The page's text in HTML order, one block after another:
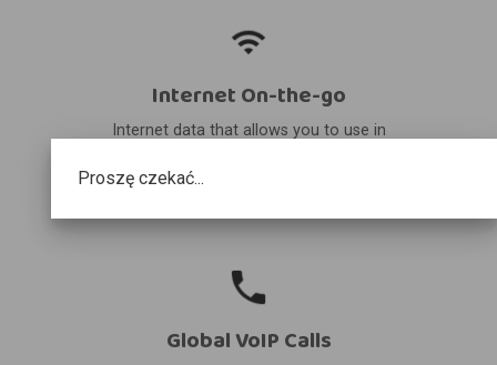
Proszę czekać...
Internet On-the-go
Internet data that allows you to use in
Global VoIP Calls